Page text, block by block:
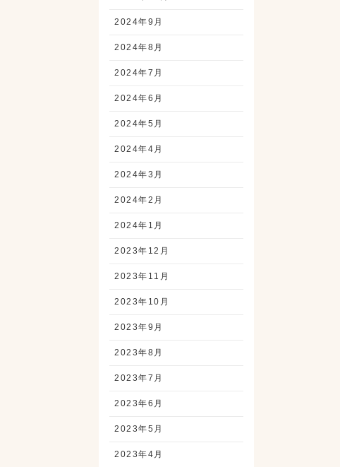
2024年9月
2024年8月
2024年7月
2024年6月
2024年5月
2024年4月
2024年3月
2024年2月
2024年1月
2023年12月
2023年11月
2023年10月
2023年9月
2023年8月
2023年7月
2023年6月
2023年5月
2023年4月